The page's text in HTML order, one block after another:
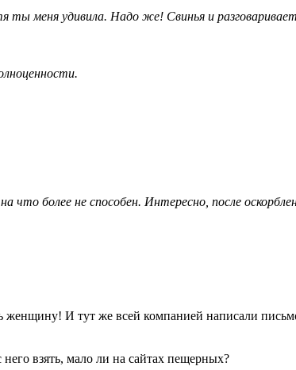
ты меня удивила. Надо же! Свинья и
более не способен. Интересно, после
И тут же всей компанией написали
взять, мало ли на сайтах пещерных?